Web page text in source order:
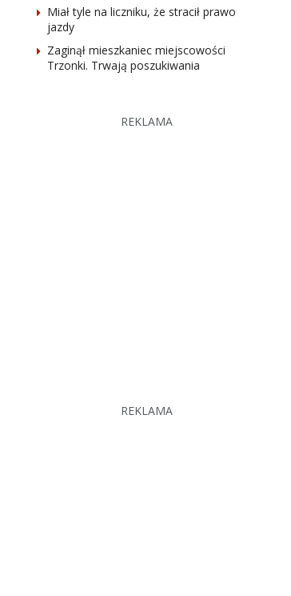
Miał tyle na liczniku, że stracił prawo
jazdy
Zaginął mieszkaniec miejscowości
Trzonki. Trwają poszukiwania
REKLAMA
REKLAMA